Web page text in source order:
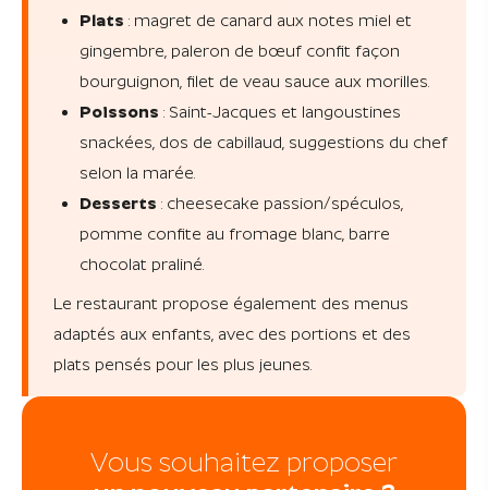
Plats : magret de canard aux notes miel et
gingembre, paleron de bœuf confit façon
bourguignon, filet de veau sauce aux morilles.
Poissons : Saint-Jacques et langoustines
snackées, dos de cabillaud, suggestions du chef
selon la marée.
Desserts : cheesecake passion/spéculos,
pomme confite au fromage blanc, barre
chocolat praliné.
Le restaurant propose également des menus
adaptés aux enfants, avec des portions et des
plats pensés pour les plus jeunes.
Vous souhaitez proposer